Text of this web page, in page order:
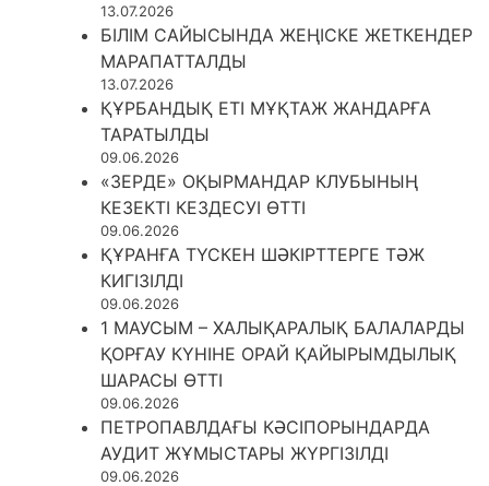
13.07.2026
БІЛІМ САЙЫСЫНДА ЖЕҢІСКЕ ЖЕТКЕНДЕР
МАРАПАТТАЛДЫ
13.07.2026
ҚҰРБАНДЫҚ ЕТІ МҰҚТАЖ ЖАНДАРҒА
ТАРАТЫЛДЫ
09.06.2026
«ЗЕРДЕ» ОҚЫРМАНДАР КЛУБЫНЫҢ
КЕЗЕКТІ КЕЗДЕСУІ ӨТТІ
09.06.2026
ҚҰРАНҒА ТҮСКЕН ШӘКІРТТЕРГЕ ТӘЖ
КИГІЗІЛДІ
09.06.2026
1 МАУСЫМ – ХАЛЫҚАРАЛЫҚ БАЛАЛАРДЫ
ҚОРҒАУ КҮНІНЕ ОРАЙ ҚАЙЫРЫМДЫЛЫҚ
ШАРАСЫ ӨТТІ
09.06.2026
ПЕТРОПАВЛДАҒЫ КӘСІПОРЫНДАРДА
АУДИТ ЖҰМЫСТАРЫ ЖҮРГІЗІЛДІ
09.06.2026